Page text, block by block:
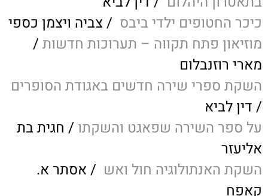
כיכר החטופים ילדי ביבס / צביה ויצמן כספי
מוזיאון פתח תקווה – תערוכות חדשות /
מארי רוזנבלום
השקת ספרי שירה חדשים באגודת הסופרים
/ דין לביא
על ספר השירה שפאגט והשקתו / חגית בת
אליעזר
השקת האנתולוגיה חול ואש / אסתר א.
קאפח